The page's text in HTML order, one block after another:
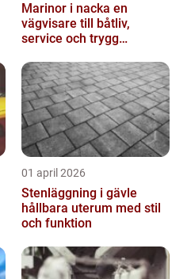
Marinor i nacka en
vägvisare till båtliv,
service och trygg
01 april 2026
Stenläggning i gävle
hållbara uterum med stil
och funktion